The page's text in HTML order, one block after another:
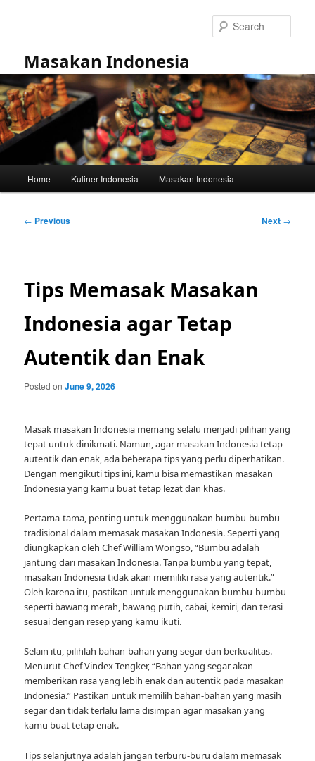
Masakan Indonesia
Home Kuliner Indonesia Masakan Indonesia
Post
← Previous Next →
Tips Memasak Masakan
Indonesia agar Tetap
Autentik dan Enak
Posted onJune 9, 2026
Masak masakan Indonesia memang selalu menjadi pilihan yang
tepat untuk dinikmati. Namun, agar masakan Indonesia tetap
autentik dan enak, ada beberapa tips yang perlu diperhatikan.
Dengan mengikuti tips ini, kamu bisa memastikan masakan
Indonesia yang kamu buat tetap lezat dan khas.
Pertama-tama, penting untuk menggunakan bumbu-bumbu
tradisional dalam memasak masakan Indonesia. Seperti yang
diungkapkan oleh Chef William Wongso, “Bumbu adalah
jantung dari masakan Indonesia. Tanpa bumbu yang tepat,
masakan Indonesia tidak akan memiliki rasa yang autentik.”
Oleh karena itu, pastikan untuk menggunakan bumbu-bumbu
seperti bawang merah, bawang putih, cabai, kemiri, dan terasi
sesuai dengan resep yang kamu ikuti.
Selain itu, pilihlah bahan-bahan yang segar dan berkualitas.
Menurut Chef Vindex Tengker, “Bahan yang segar akan
memberikan rasa yang lebih enak dan autentik pada masakan
Indonesia.” Pastikan untuk memilih bahan-bahan yang masih
segar dan tidak terlalu lama disimpan agar masakan yang
kamu buat tetap enak.
Tips selanjutnya adalah jangan terburu-buru dalam memasak